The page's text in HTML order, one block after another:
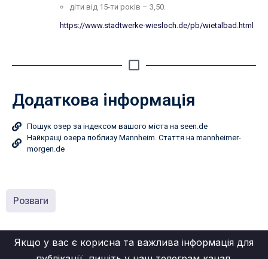
діти від 15-ти років – 3,50.
https://www.stadtwerke-wiesloch.de/pb/wietalbad.html
Додаткова iнформація
Пошук озер за індексом вашого міста на seen.de
Найкращі озера поблизу Mannheim. Стаття на mannheimer-
morgen.de
Розваги
Якщо у вас є корисна та важлива інформація для